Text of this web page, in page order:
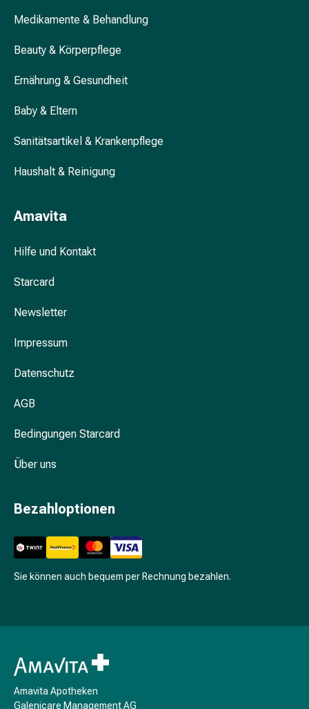
Hautpflege
Körpercreme
Dekolletépflege
Cellulite
Pflege
Seife
Schwämme
Tampons
&
&
Bimsstein
&
Schwamm
&
lotion
Fusspuder
&
Medikamente & Behandlung
Beauty & Körperpflege
Ernährung & Gesundheit
Baby & Eltern
Sanitätsartikel & Krankenpflege
Haushalt & Reinigung
Amavita
Hilfe und Kontakt
Starcard
Newsletter
Impressum
Datenschutz
AGB
Bedingungen Starcard
Über uns
Bezahloptionen
Sie können auch bequem per Rechnung bezahlen.
Amavita Apotheken
Galenicare Management AG